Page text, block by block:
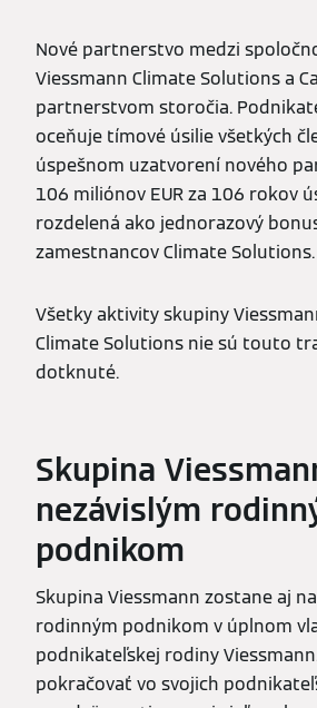
Nové partnerstvo medzi
Viessmann Climate Solutions a
partnerstvom storočia.
oceňuje tímové úsilie všetkých
úspešnom uzatvorení nového
106 miliónov EUR za 106 rokov
rozdelená ako jednorazový
zamestnancov Climate Solutions.
Všetky aktivity skupiny
Climate Solutions nie sú touto
dotknuté.
Skupina
nezávislým
podnikom
Skupina Viessmann zostane aj
rodinným podnikom v úplnom
podnikateľskej rodiny
pokračovať vo svojich